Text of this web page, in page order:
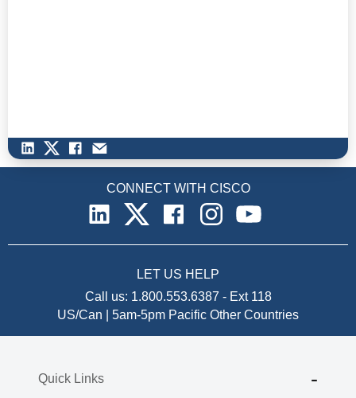
CONNECT WITH CISCO
LET US HELP
Call us: 1.800.553.6387 - Ext 118
US/Can | 5am-5pm Pacific Other Countries